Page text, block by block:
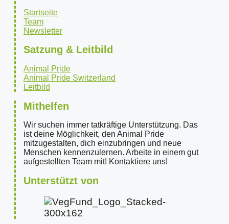
Startseite
Team
Newsletter
Satzung & Leitbild
Animal Pride
Animal Pride Switzerland
Leitbild
Mithelfen
Wir suchen immer tatkräftige Unterstützung. Das
ist deine Möglichkeit, den Animal Pride
mitzugestalten, dich einzubringen und neue
Menschen kennenzulernen. Arbeite in einem gut
aufgestellten Team mit! Kontaktiere uns!
Unterstützt von